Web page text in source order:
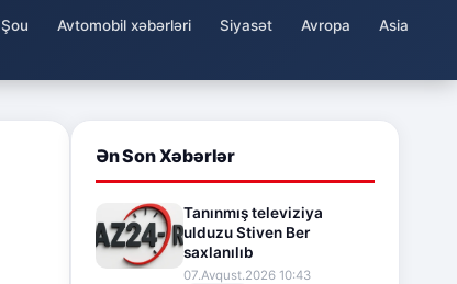
Şou Avtomobil xəbərləri Siyasət Avropa
Asia
Ən Son Xəbərlər
Tanınmış televiziya
ulduzu Stiven Ber
saxlanılıb
07.Avqust.2026 10:43